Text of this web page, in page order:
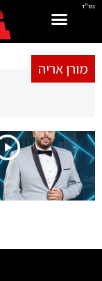
בס"ד
מורן אריה